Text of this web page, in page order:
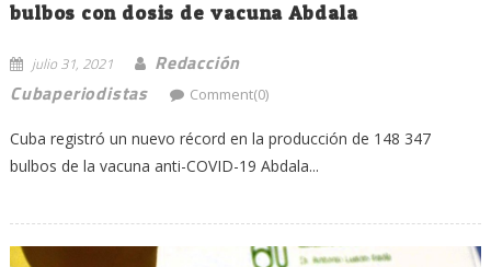
bulbos con dosis de vacuna Abdala
julio 31, 2021
Redacción
Cubaperiodistas
Comment(0)
Cuba registró un nuevo récord en la producción de 148 347
bulbos de la vacuna anti-COVID-19 Abdala...